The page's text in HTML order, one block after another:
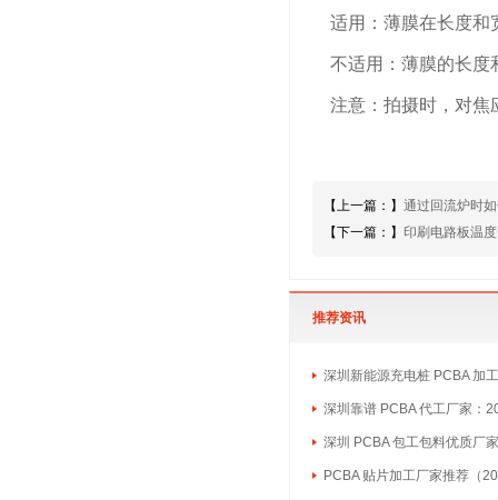
适用：薄膜在长度和
不适用：薄膜的长度
注意：拍摄时，对焦
【上一篇：】 通过回流炉时
【下一篇：】 印刷电路板温
推荐资讯
深圳新能源充电桩 PCBA 加
深圳靠谱 PCBA 代工厂家：
深圳 PCBA 包工包料优质厂
PCBA 贴片加工厂家推荐（